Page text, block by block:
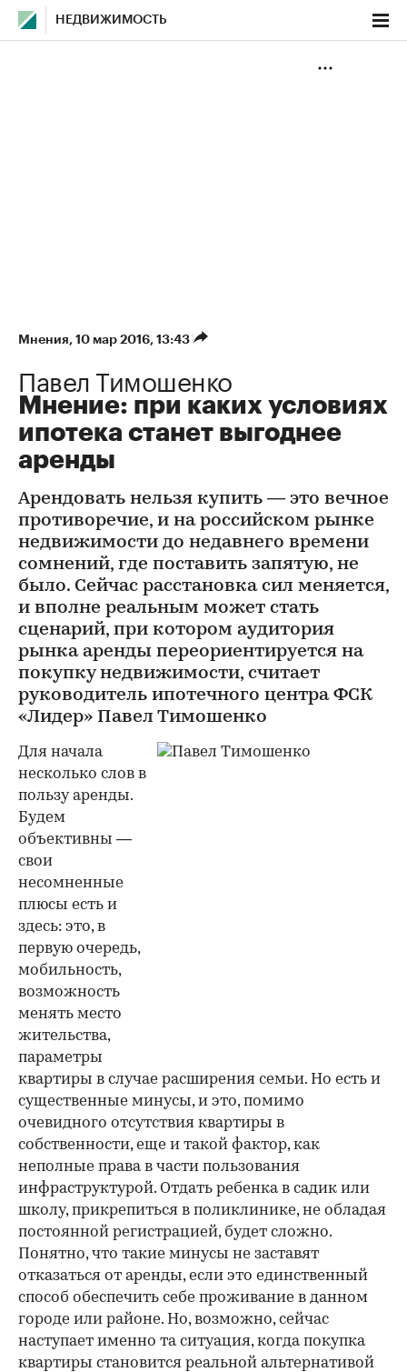
НЕДВИЖИМОСТЬ
Мнения⁠, 10 мар 2016, 13:43
Павел Тимошенко
Мнение: при каких условиях
ипотека станет выгоднее
аренды
Арендовать нельзя купить — это вечное
противоречие, и на российском рынке
недвижимости до недавнего времени
сомнений, где поставить запятую, не
было. Сейчас расстановка сил меняется,
и вполне реальным может стать
сценарий, при котором аудитория
рынка аренды переориентируется на
покупку недвижимости, считает
руководитель ипотечного центра ФСК
«Лидер» Павел Тимошенко
Для начала
несколько слов в
пользу аренды.
Будем
объективны —
свои
несомненные
плюсы есть и
здесь: это, в
первую очередь,
мобильность,
возможность
менять место
жительства,
параметры
квартиры в случае расширения семьи. Но есть и
существенные минусы, и это, помимо
очевидного отсутствия квартиры в
собственности, еще и такой фактор, как
неполные права в части пользования
инфраструктурой. Отдать ребенка в садик или
школу, прикрепиться в поликлинике, не обладая
постоянной регистрацией, будет сложно.
Понятно, что такие минусы не заставят
отказаться от аренды, если это единственный
способ обеспечить себе проживание в данном
городе или районе. Но, возможно, сейчас
наступает именно та ситуация, когда покупка
квартиры становится реальной альтернативой